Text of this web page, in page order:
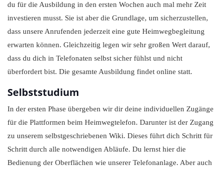
du für die Ausbildung in den ersten Wochen auch mal mehr Zeit
investieren musst. Sie ist aber die Grundlage, um sicherzustellen,
dass unsere Anrufenden jederzeit eine gute Heimwegbegleitung
erwarten können. Gleichzeitig legen wir sehr großen Wert darauf,
dass du dich in Telefonaten selbst sicher fühlst und nicht
überfordert bist. Die gesamte Ausbildung findet online statt.
Selbststudium
In der ersten Phase übergeben wir dir deine individuellen Zugänge
für die Plattformen beim Heimwegtelefon. Darunter ist der Zugang
zu unserem selbstgeschriebenen Wiki. Dieses führt dich Schritt für
Schritt durch alle notwendigen Abläufe. Du lernst hier die
Bedienung der Oberflächen wie unserer Telefonanlage. Aber auch